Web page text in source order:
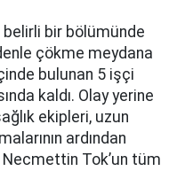
belirli bir bölümünde
çökme meydana
bulunan 5 işçi
kaldı. Olay yerine
ekipleri, uzun
ardından
Tok’un tüm